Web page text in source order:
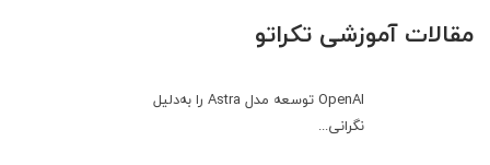
مقالات آموزشی تکراتو
OpenAI توسعه مدل Astra را به‌دلیل
نگرانی...